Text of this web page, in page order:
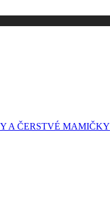
A ČERSTVÉ MAMIČKY